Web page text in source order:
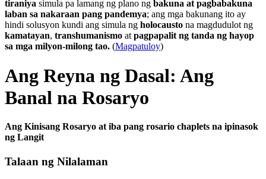
tiraniya simula pa lamang ng plano ng bakuna at pagbabakuna
laban sa nakaraan pang pandemya; ang mga bakunang ito ay
hindi solusyon kundi ang simula ng holocausto na magdudulot ng
kamatayan, transhumanismo at pagpapalit ng tanda ng hayop
sa mga milyon-milong tao. (Magpatuloy)
Ang Reyna ng Dasal: Ang
Banal na Rosaryo
Ang Kinisang Rosaryo at iba pang rosario chaplets na ipinasok
ng Langit
Talaan ng Nilalaman